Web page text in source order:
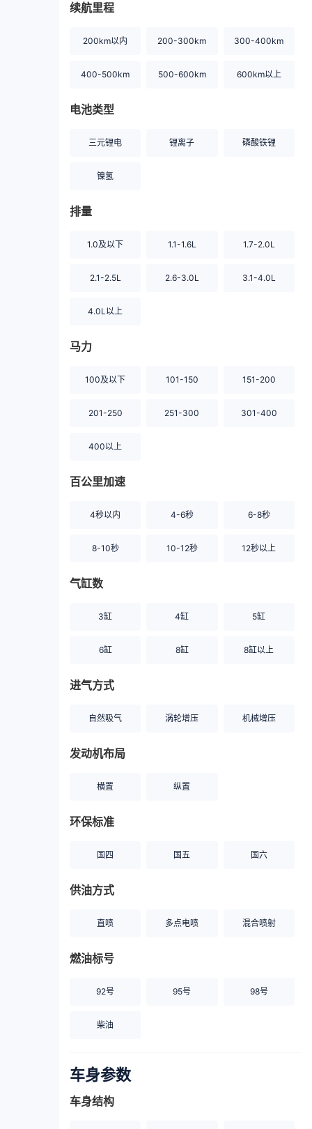
续航里程
200km以内 200-300km 300-400km
400-500km 500-600km 600km以上
电池类型
三元锂电 锂离子 磷酸铁锂
镍氢
排量
1.0及以下 1.1-1.6L 1.7-2.0L
2.1-2.5L 2.6-3.0L 3.1-4.0L
4.0L以上
马力
100及以下 101-150 151-200
201-250 251-300 301-400
400以上
百公里加速
4秒以内 4-6秒 6-8秒
8-10秒 10-12秒 12秒以上
气缸数
3缸 4缸 5缸
6缸 8缸 8缸以上
进气方式
自然吸气 涡轮增压 机械增压
发动机布局
横置 纵置
环保标准
国四 国五 国六
供油方式
直喷 多点电喷 混合喷射
燃油标号
92号 95号 98号
柴油
车身参数
车身结构